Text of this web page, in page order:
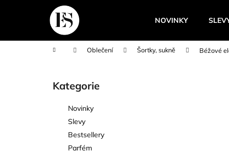
NOVINKY
Domů Oblečení Šortky, sukně Béžové
Přeskočit
kategorie
Kategorie
Novinky
Slevy
Bestsellery
Parfém
í
Zpět
do
Zpět
do